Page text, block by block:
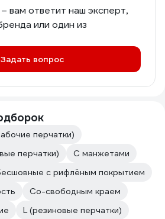
вам ответит наш эксперт,
или один из
Задать вопрос
перчатки)
перчатки)
С манжетами
с рифлёным покрытием
Со-свободным краем
L (резиновые перчатки)